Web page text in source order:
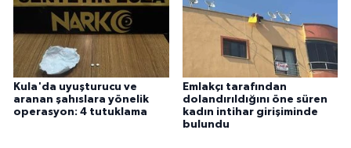
Kula'da uyuşturucu ve
aranan şahıslara yönelik
operasyon: 4 tutuklama
Emlakçı tarafından
dolandırıldığını öne süren
kadın intihar girişiminde
bulundu